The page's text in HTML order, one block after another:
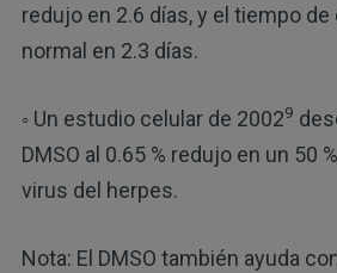
redujo en 2.6 días, y el tiempo de
normal en 2.3 días.
◦ Un estudio celular de 20029
DMSO al 0.65 % redujo en un 50
virus del herpes.
Nota: El DMSO también ayuda